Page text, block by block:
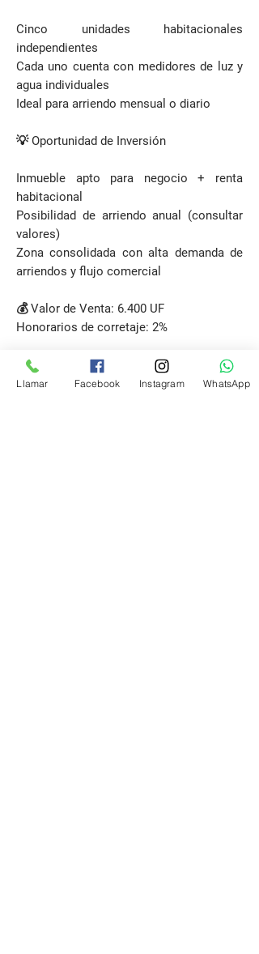
Cinco unidades habitacionales
independientes
Cada uno cuenta con medidores de luz y
agua individuales
Ideal para arriendo mensual o diario
💡 Oportunidad de Inversión
Inmueble apto para negocio + renta
habitacional
Posibilidad de arriendo anual (consultar
valores)
Zona consolidada con alta demanda de
arriendos y flujo comercial
💰 Valor de Venta: 6.400 UF
Honorarios de corretaje: 2%
📍 Ubicación: Avenida Principal, sector
Crucero – Puerto Montt
Llamar Facebook Instagram WhatsApp